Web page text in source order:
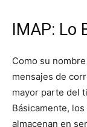
IMAP: Lo
Como su
mensajes de
mayor parte del
Básicamente,
almacenan en